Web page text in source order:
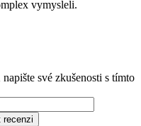
vymysleli.
své zkušenosti s tímto
recenzi